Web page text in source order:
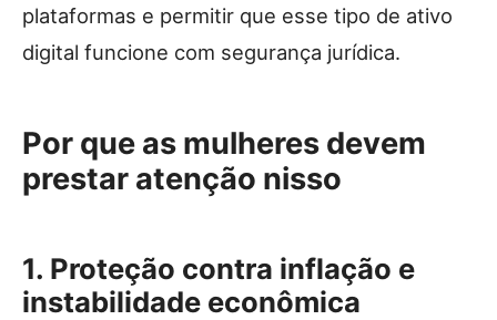
plataformas e permitir que esse tipo de ativo
digital funcione com segurança jurídica.
Por que as mulheres devem
prestar atenção nisso
1. Proteção contra inflação e
instabilidade econômica